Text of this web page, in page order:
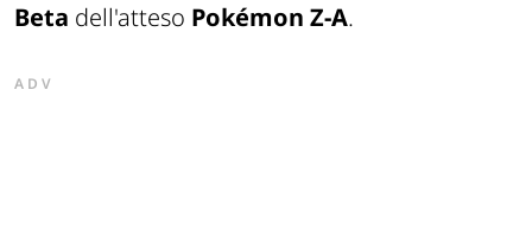
Beta dell'atteso Pokémon Z-A.
ADV